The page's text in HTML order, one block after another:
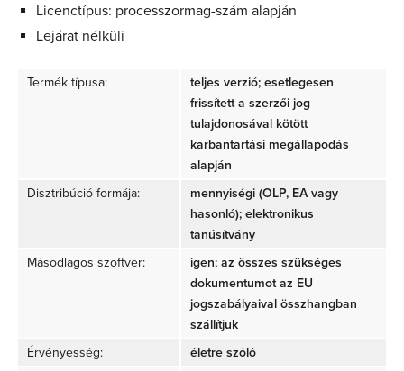
Licenctípus: processzormag-szám alapján
Lejárat nélküli
Termék típusa:
teljes verzió; esetlegesen
frissített a szerzői jog
tulajdonosával kötött
karbantartási megállapodás
alapján
Disztribúció formája:
mennyiségi (OLP, EA vagy
hasonló); elektronikus
tanúsítvány
Másodlagos szoftver:
igen; az összes szükséges
dokumentumot az EU
jogszabályaival összhangban
szállítjuk
Érvényesség:
életre szóló